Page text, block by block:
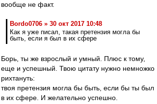
вообще не факт.
Bordo0706 » 30 окт 2017 10:48
Как я уже писал, такая претензия могла бы
быть, если я был в их сфере
Борь, ты же взрослый и умный. Плюс к тому,
еще и успешный. Твою цитату нужно немножко
рихтануть:
твоя претензия могла бы быть, если бы ты был
в их сфере. И желательно успешно.